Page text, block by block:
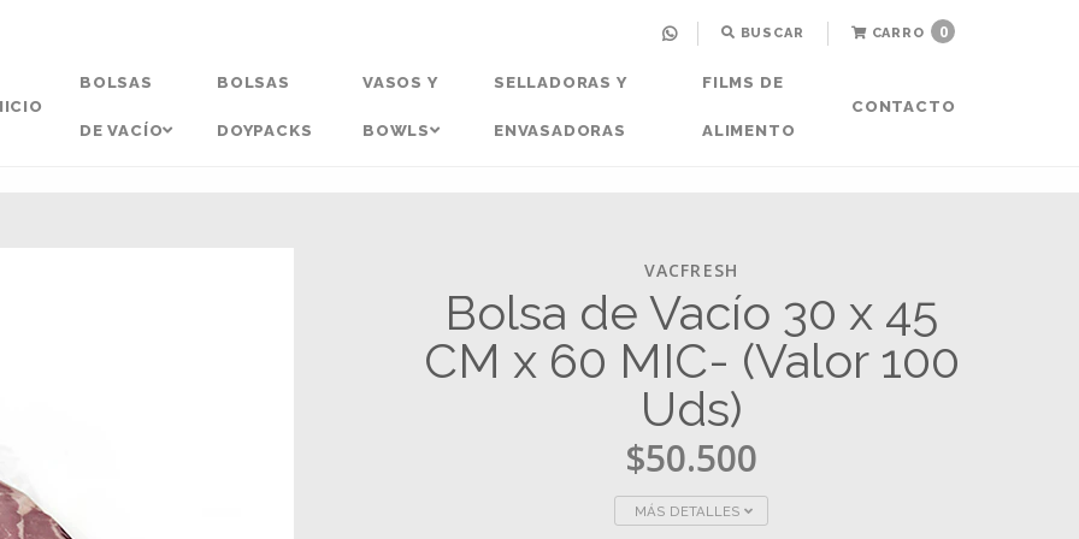
BUSCAR CARRO 0
BOLSAS
DE VACÍO
BOLSAS
DOYPACKS
VASOS Y
BOWLS
SELLADORAS Y
ENVASADORAS
FILMS DE
ALIMENTO
CONTACTO
VACFRESH
Bolsa de Vacío 30 x 45
CM x 60 MIC- (Valor 100
Uds)
$50.500
MÁS DETALLES